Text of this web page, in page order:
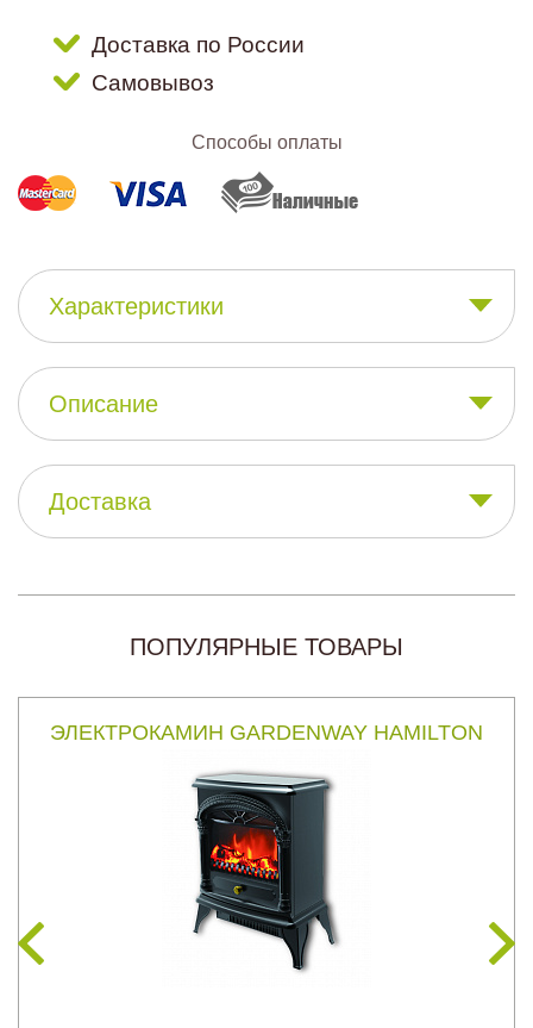
Доставка по России
Самовывоз
Способы оплаты
Характеристики
Описание
Доставка
ПОПУЛЯРНЫЕ ТОВАРЫ
ЭЛЕКТРОКАМИН GARDENWAY HAMILTON